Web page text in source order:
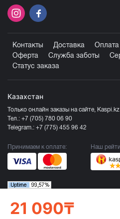
21 090₸
Контакты Доставка Оплата
Оферта
Служба заботы
Статус заказа
Казахстан
Только онлайн заказы на сайте,
Тел.: +7 (705) 780 06 90
Telegram.: +7 (775) 455 96 42
Принимаем к оплате: Наш
Продавец ТОО «Компания Эврика»,